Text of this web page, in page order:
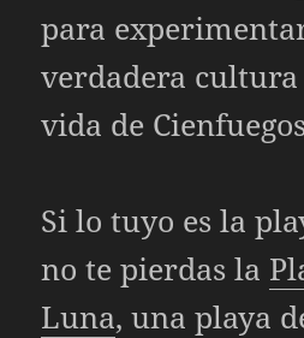
para
verdadera
vida de
Si lo tuyo es la
no te pierdas la
Luna, una playa